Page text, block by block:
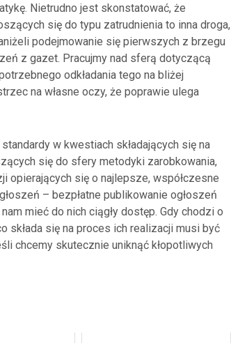
Nietrudno jest skonstatować, że
się do typu zatrudnienia to inna droga,
podejmowanie się pierwszych z brzegu
z gazet. Pracujmy nad sferą dotyczącą
odkładania tego na bliżej
na własne oczy, że poprawie ulega
w kwestiach składających się na
się do sfery metodyki zarobkowania,
opierających się o najlepsze, współczesne
– bezpłatne publikowanie ogłoszeń
mieć do nich ciągły dostęp. Gdy chodzi o
się na proces ich realizacji musi być
chcemy skutecznie uniknąć kłopotliwych